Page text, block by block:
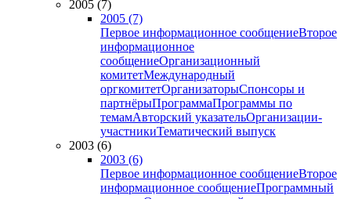
2005 (7)
2005 (7)
Первое информационное сообщениеВторое
информационное
сообщениеОрганизационный
комитетМеждународный
оргкомитетОрганизаторыСпонсоры и
партнёрыПрограммаПрограммы по
темамАвторский указательОрганизации-
участникиТематический выпуск
2003 (6)
2003 (6)
Первое информационное сообщениеВторое
информационное сообщениеПрограммный